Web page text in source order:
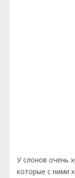
У слонов очень
которые с ними